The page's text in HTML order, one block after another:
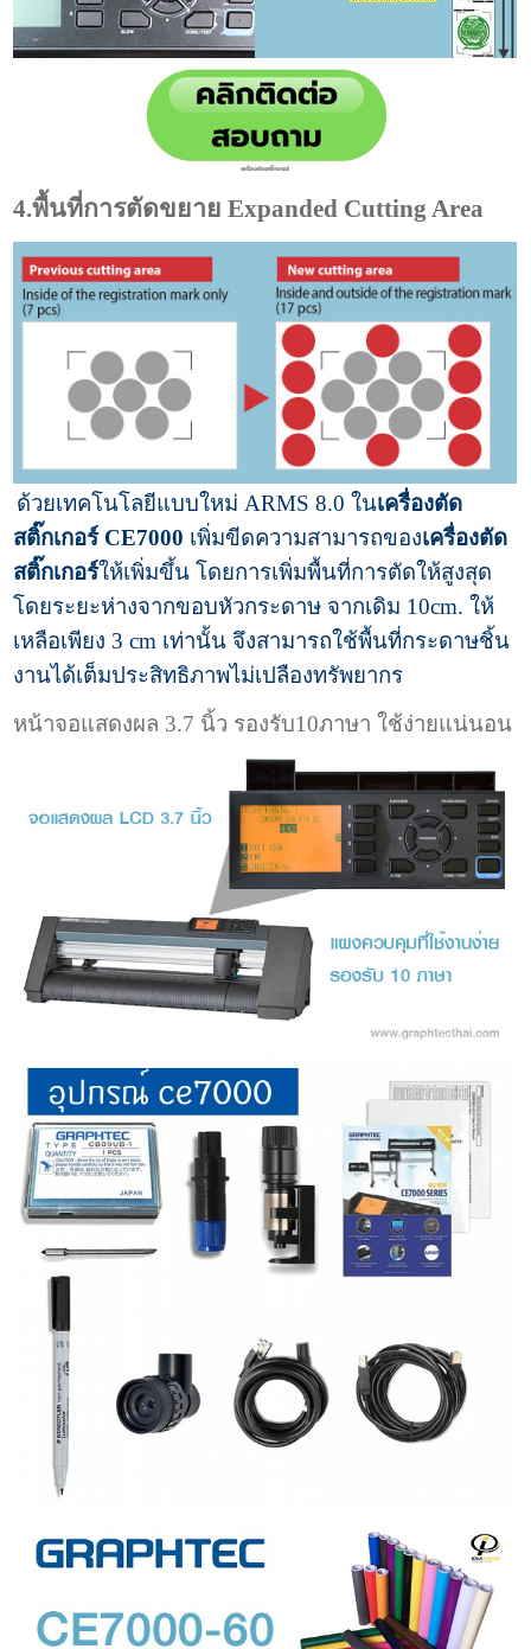
4.พื้นที่การตัดขยาย Expanded Cutting Area
ด้วยเทคโนโลยีแบบใหม่ ARMS 8.0 ในเครื่องตัด
สติ๊กเกอร์ CE7000 เพิ่มขีดความสามารถของเครื่องตัด
สติ๊กเกอร์ให้เพิ่มขึ้น โดยการเพิ่มพื้นที่การตัดให้สูงสุด
โดยระยะห่างจากขอบหัวกระดาษ จากเดิม 10cm. ให้
เหลือเพียง 3 cm เท่านั้น จึงสามารถใช้พื้นที่กระดาษชิ้น
งานได้เต็มประสิทธิภาพไม่เปลืองทรัพยากร
หน้าจอแสดงผล 3.7 นิ้ว รองรับ10ภาษา ใช้ง่ายแน่นอน